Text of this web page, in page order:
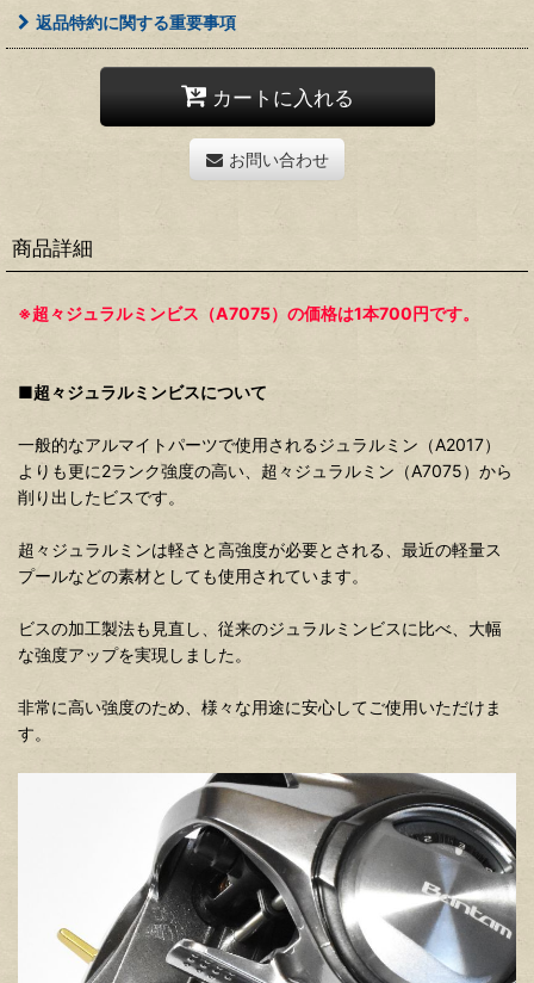
返品特約に関する重要事項
カートに入れる
お問い合わせ
商品詳細
※超々ジュラルミンビス（A7075）の価格は1本700円です。
■超々ジュラルミンビスについて
一般的なアルマイトパーツで使用されるジュラルミン（A2017）
よりも更に2ランク強度の高い、超々ジュラルミン（A7075）から
削り出したビスです。
超々ジュラルミンは軽さと高強度が必要とされる、最近の軽量ス
プールなどの素材としても使用されています。
ビスの加工製法も見直し、従来のジュラルミンビスに比べ、大幅
な強度アップを実現しました。
非常に高い強度のため、様々な用途に安心してご使用いただけま
す。